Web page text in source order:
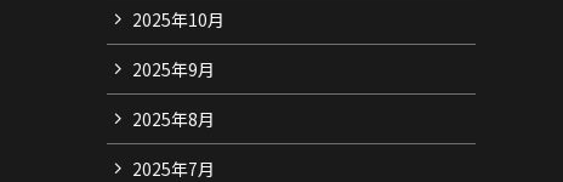
2025年10月
2025年9月
2025年8月
2025年7月